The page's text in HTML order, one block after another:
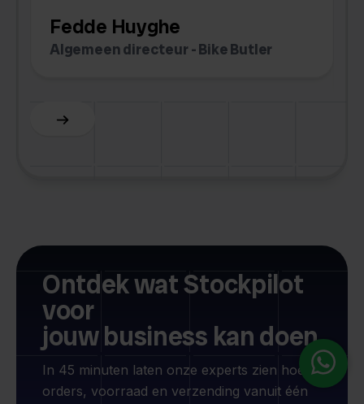
Fedde Huyghe
Algemeen directeur - Bike Butler
Slide 3 of 6.
Ontdek wat Stockpilot
voor
jouw business kan doen
In 45 minuten laten onze experts zien hoe je
orders, voorraad en verzending vanuit één